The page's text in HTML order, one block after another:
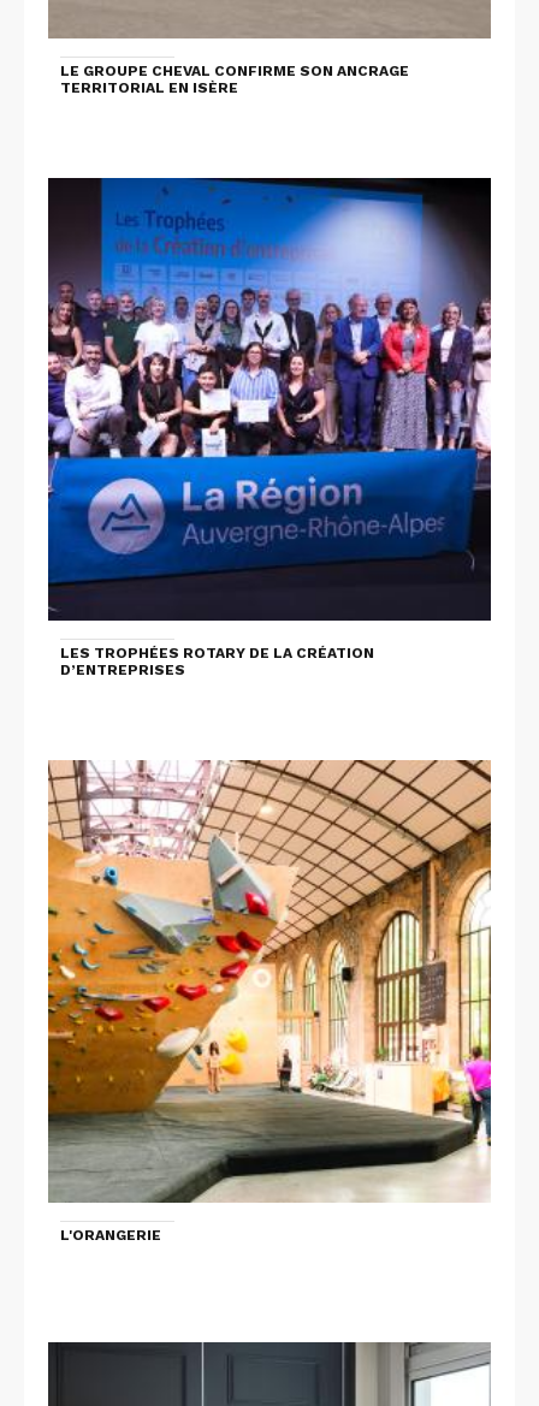
LE GROUPE CHEVAL CONFIRME SON ANCRAGE
TERRITORIAL EN ISÈRE
LES TROPHÉES ROTARY DE LA CRÉATION
D’ENTREPRISES
L'ORANGERIE